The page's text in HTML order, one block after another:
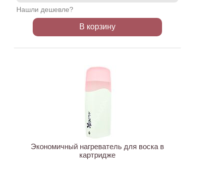
Нашли дешевле?
В корзину
Экономичный нагреватель для воска в
картридже